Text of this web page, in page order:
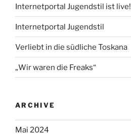
Internetportal Jugendstil ist live!
Internetportal Jugendstil
Verliebt in die südliche Toskana
„Wir waren die Freaks“
ARCHIVE
Mai 2024